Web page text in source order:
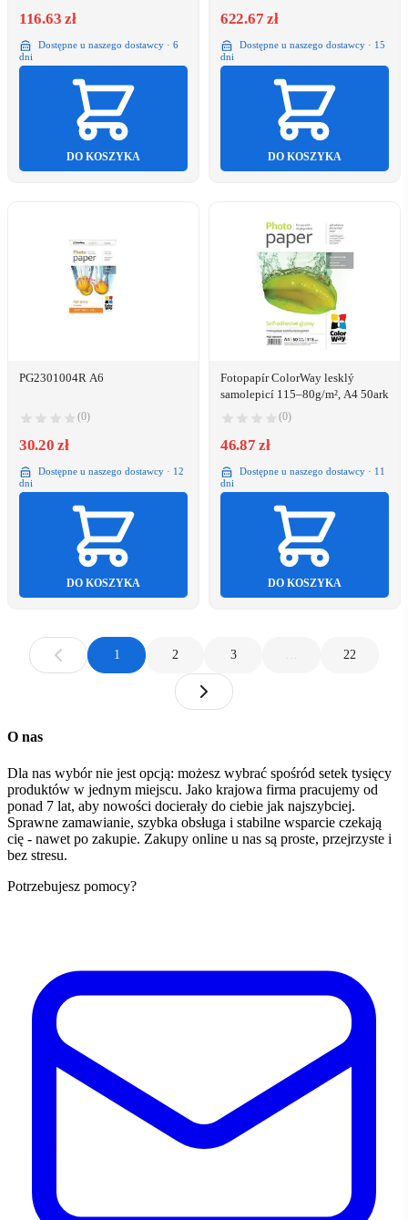
116.63 zł
Dostępne u naszego dostawcy · 6
dni
DO KOSZYKA
622.67 zł
Dostępne u naszego dostawcy · 15
dni
DO KOSZYKA
PG2301004R A6
(0)
30.20 zł
Dostępne u naszego dostawcy · 12
dni
DO KOSZYKA
Fotopapír ColorWay lesklý
samolepicí 115–80g/m², A4 50ark
(0)
46.87 zł
Dostępne u naszego dostawcy · 11
dni
DO KOSZYKA
1 2 3 … 22
O nas
Dla nas wybór nie jest opcją: możesz wybrać spośród setek tysięcy
produktów w jednym miejscu. Jako krajowa firma pracujemy od
ponad 7 lat, aby nowości docierały do ciebie jak najszybciej.
Sprawne zamawianie, szybka obsługa i stabilne wsparcie czekają
cię - nawet po zakupie. Zakupy online u nas są proste, przejrzyste i
bez stresu.
Potrzebujesz pomocy?